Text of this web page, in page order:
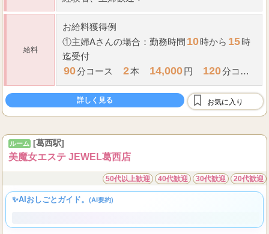
募集年齢 29歳 〜55歳
経験者、主婦歓迎！
お給料獲得例
①主婦Aさんの場合：勤務時間10 時から15 時
迄受付
分コース 円 120分コー
ス1本9,000円 合計23,000円
②フリーBさんの場合：勤務時間16時か...
ルーム[葛西駅]
美魔女エステ JEWEL葛西店
✨AIおしごとガイド。(AI要約)